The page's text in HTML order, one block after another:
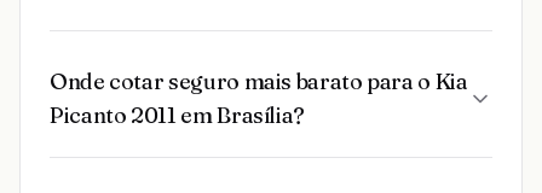
Onde cotar seguro mais barato para o Kia
Picanto 2011 em Brasília?